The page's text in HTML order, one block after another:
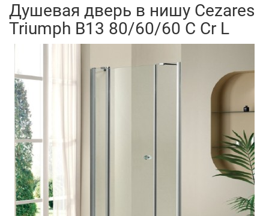
Душевая дверь в нишу Cezares
Triumph B13 80/60/60 C Cr L